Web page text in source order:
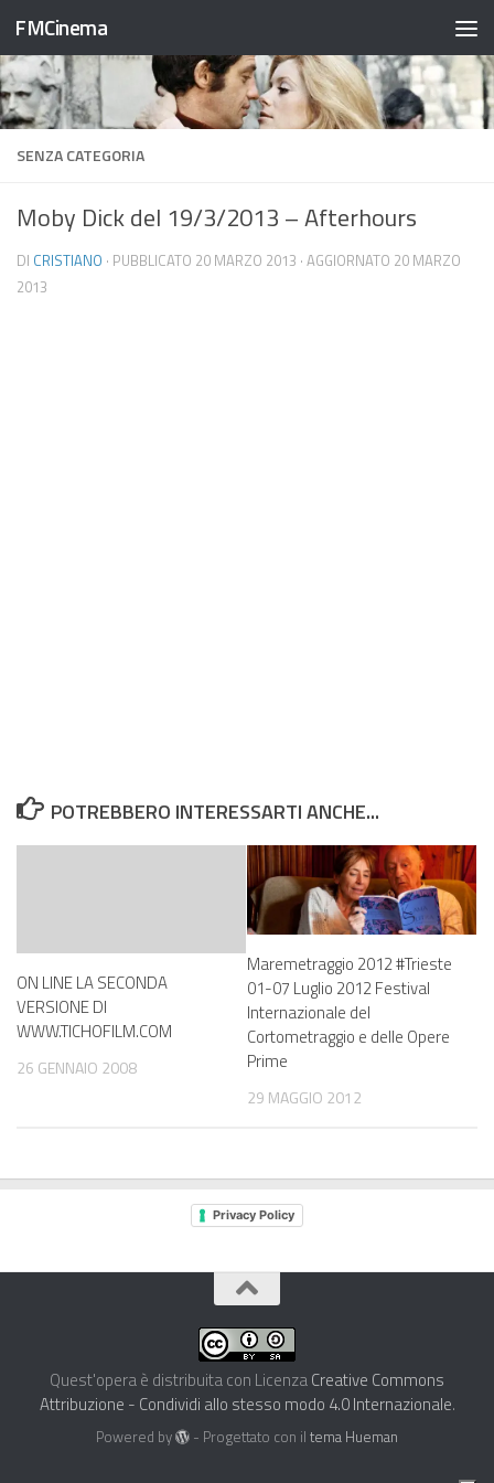
Salta al contenuto
FMCinema
SENZA CATEGORIA
Moby Dick del 19/3/2013 – Afterhours
DI CRISTIANO · PUBBLICATO 20 MARZO 2013 · AGGIORNATO 20 MARZO
2013
POTREBBERO INTERESSARTI ANCHE...
ON LINE LA SECONDA
VERSIONE DI
WWW.TICHOFILM.COM
26 GENNAIO 2008
Maremetraggio 2012 #Trieste
01-07 Luglio 2012 Festival
Internazionale del
Cortometraggio e delle Opere
Prime
29 MAGGIO 2012
Privacy Policy
Quest'opera è distribuita con LicenzaCreative Commons
Attribuzione - Condividi allo stesso modo 4.0 Internazionale.
Powered by - Progettato con iltema Hueman